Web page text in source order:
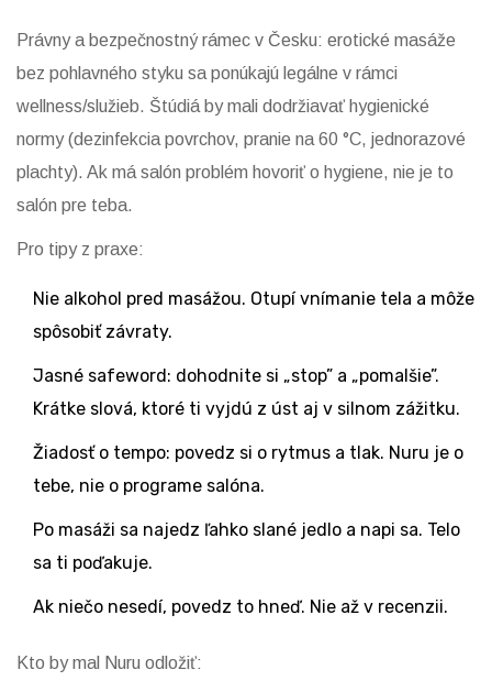
Právny a bezpečnostný rámec v Česku: erotické masáže
bez pohlavného styku sa ponúkajú legálne v rámci
wellness/služieb. Štúdiá by mali dodržiavať hygienické
normy (dezinfekcia povrchov, pranie na 60 °C, jednorazové
plachty). Ak má salón problém hovoriť o hygiene, nie je to
salón pre teba.
Pro tipy z praxe:
Nie alkohol pred masážou. Otupí vnímanie tela a môže
spôsobiť závraty.
Jasné safeword: dohodnite si „stop” a „pomalšie”.
Krátke slová, ktoré ti vyjdú z úst aj v silnom zážitku.
Žiadosť o tempo: povedz si o rytmus a tlak. Nuru je o
tebe, nie o programe salóna.
Po masáži sa najedz ľahko slané jedlo a napi sa. Telo
sa ti poďakuje.
Ak niečo nesedí, povedz to hneď. Nie až v recenzii.
Kto by mal Nuru odložiť: